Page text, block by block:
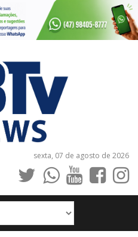
sexta, 07 de agosto de 2026